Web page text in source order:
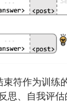
符作为训
思、自我评